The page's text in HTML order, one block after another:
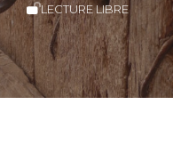
LECTURE LIBRE